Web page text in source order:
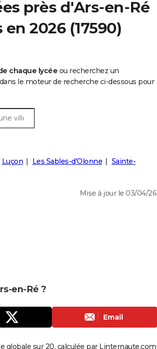
près d'Ars-en-Ré
2026 (17590)
chaque lycée ou recherchez un
le moteur de recherche ci-dessous pour
Luçon Les Sables-d'Olonne
Sainte-
Mise à jour le 03/04/26
en-Ré ?
Email
globale sur 20, calculée par Linternaute.com